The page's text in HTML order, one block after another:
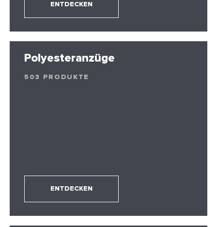
ENTDECKEN
Polyesteranzüge
503 PRODUKTE
ENTDECKEN